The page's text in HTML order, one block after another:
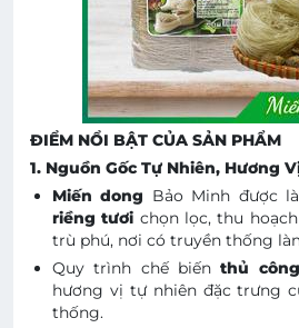
ĐIỂM NỔI BẬT CỦA SẢN PHẨM
1. Nguồn Gốc Tự Nhiên, Hương
Miến dong Bảo Minh được
riềng tươi chọn lọc, thu
trù phú, nơi có truyền thống
Quy trình chế biến thủ công
hương vị tự nhiên đặc trưng
thống.